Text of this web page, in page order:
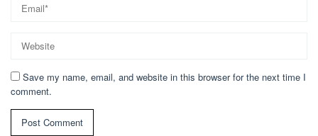
Save my name, email, and website in this browser for the next time I
comment.